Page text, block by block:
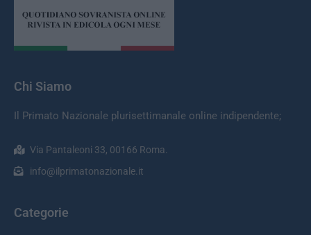
Chi Siamo
Il Primato Nazionale plurisettimanale online indipendente;
Via Pantaleoni 33, 00166 Roma.
info@ilprimatonazionale.it
Categorie